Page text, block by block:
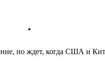
.
но ждет, когда США и